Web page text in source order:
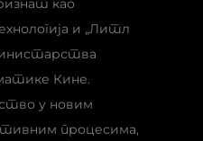
као
и „Литл
Кине.
у новим
процесима,